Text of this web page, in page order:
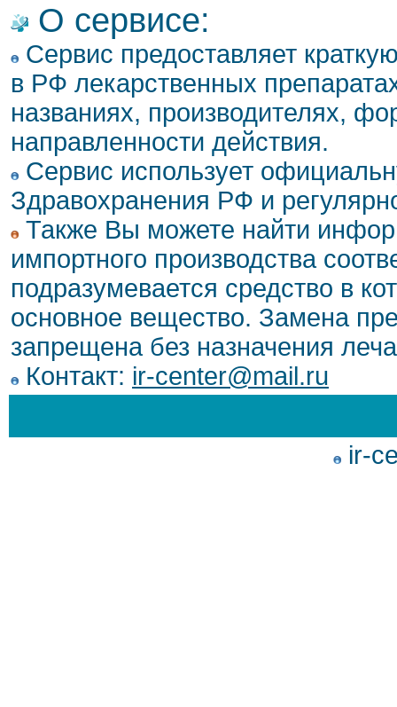
О сервисе:
Сервис предоставляет
в РФ лекарственных
названиях, производителях,
направленности действия.
Сервис использует
Здравохранения РФ и
Также Вы можете найти
импортного производства
подразумевается средство в
основное вещество. Замена
запрещена без назначения
Контакт: ir-center@mail.ru
ir-